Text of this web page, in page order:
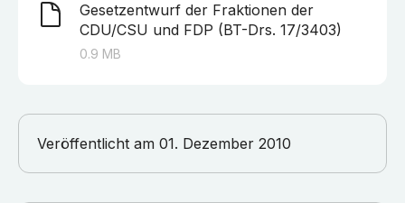
Gesetzentwurf der Fraktionen der
CDU/CSU und FDP (BT-Drs. 17/3403)
0.9 MB
Veröffentlicht am 01. Dezember 2010